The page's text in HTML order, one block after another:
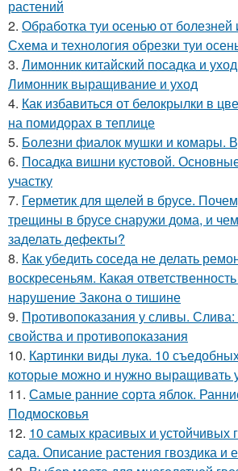
растений
2. Обработка туи осенью от болезней
Схема и технология обрезки туи
3. Лимонник китайский посадка и
Лимонник выращивание и уход
4. Как избавиться от белокрылки в
на помидорах в теплице
5. Болезни фиалок мушки и комары.
6. Посадка вишни кустовой.
участку
7. Герметик для щелей в брусе.
трещины в брусе снаружи дома, и
заделать дефекты?
8. Как убедить соседа не делать
воскресеньям. Какая
нарушение Закона о тишине
9. Противопоказания у сливы.
свойства и противопоказания
10. Картинки виды лука. 10
которые можно и нужно выращивать
11. Самые ранние сорта яблок.
Подмосковья
12. 10 самых красивых и устойчивых
сада. Описание растения гвоздика и